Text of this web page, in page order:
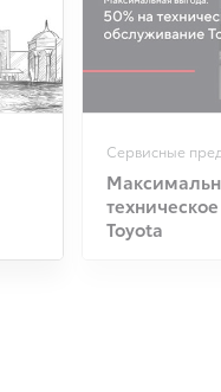
Сервисные
Toyota